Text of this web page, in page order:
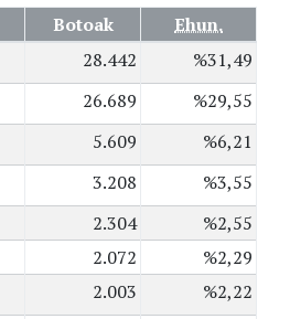
Botoak
Ehun.
28.442
%31,49
26.689
%29,55
5.609
%6,21
3.208
%3,55
2.304
%2,55
2.072
%2,29
2.003
%2,22